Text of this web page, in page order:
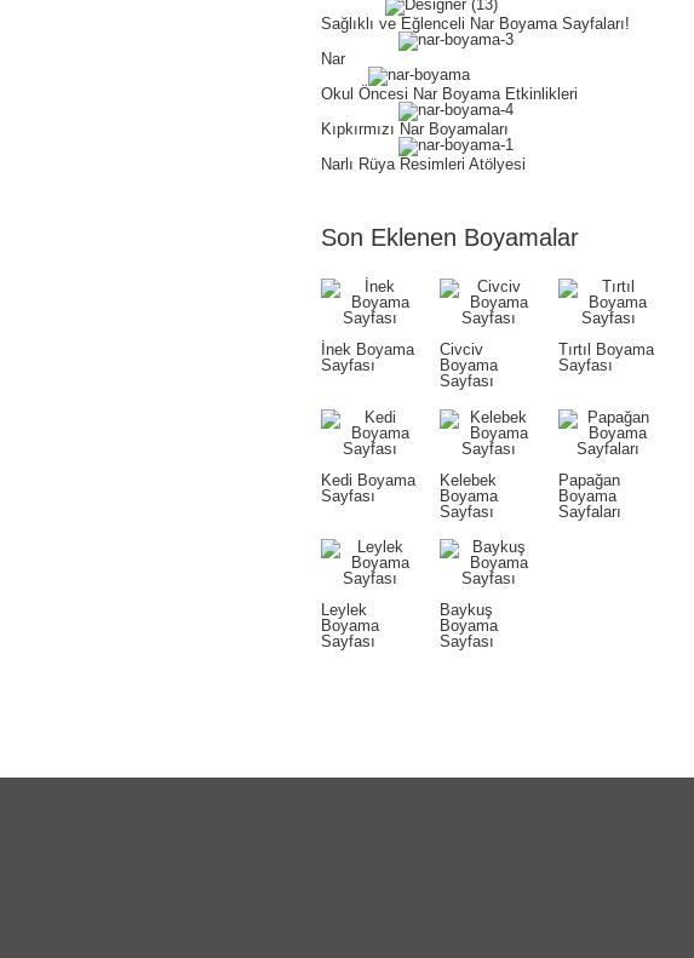
Sağlıklı ve Eğlenceli Nar Boyama Sayfaları!
Nar
Okul Öncesi Nar Boyama Etkinlikleri
Kıpkırmızı Nar Boyamaları
Narlı Rüya Resimleri Atölyesi
Son Eklenen Boyamalar
İnek Boyama
Sayfası
Civciv
Boyama
Sayfası
Tırtıl Boyama
Sayfası
Kedi Boyama
Sayfası
Kelebek
Boyama
Sayfası
Papağan
Boyama
Sayfaları
Leylek
Boyama
Sayfası
Baykuş
Boyama
Sayfası